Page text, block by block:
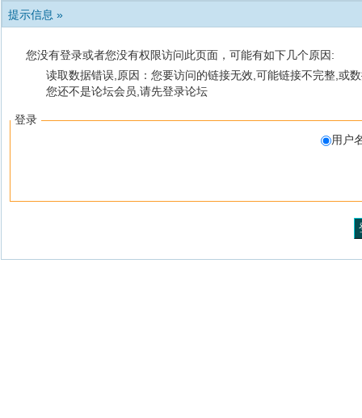
提示信息 »
您没有登录或者您没有权限访问此页面，可能有如下几个原因:
读取数据错误,原因：您要访问的链接无效,可能链接不完整,或
您还不是论坛会员,请先登录论坛
登录
用户